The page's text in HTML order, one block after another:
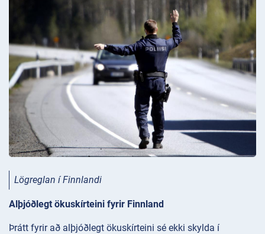
Lögreglan í Finnlandi
Alþjóðlegt ökuskírteini fyrir Finnland
Þrátt fyrir að alþjóðlegt ökuskírteini sé ekki skylda í